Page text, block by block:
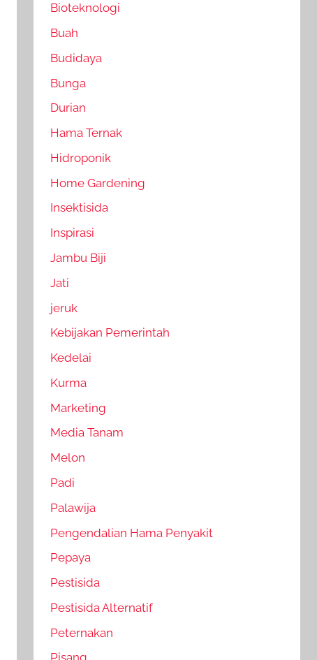
Bioteknologi
Buah
Budidaya
Bunga
Durian
Hama Ternak
Hidroponik
Home Gardening
Insektisida
Inspirasi
Jambu Biji
Jati
jeruk
Kebijakan Pemerintah
Kedelai
Kurma
Marketing
Media Tanam
Melon
Padi
Palawija
Pengendalian Hama Penyakit
Pepaya
Pestisida
Pestisida Alternatif
Peternakan